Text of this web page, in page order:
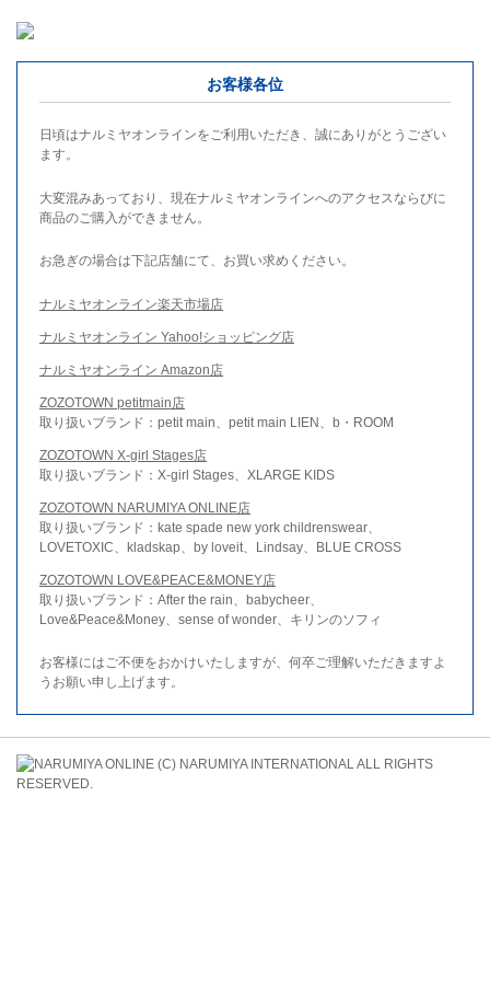
お客様各位
日頃はナルミヤオンラインをご利用いただき、誠にありがとうござい
ます。
大変混みあっており、現在ナルミヤオンラインへのアクセスならびに
商品のご購入ができません。
お急ぎの場合は下記店舗にて、お買い求めください。
ナルミヤオンライン楽天市場店
ナルミヤオンライン Yahoo!ショッピング店
ナルミヤオンライン Amazon店
ZOZOTOWN petitmain店
取り扱いブランド：petit main、petit main LIEN、b・ROOM
ZOZOTOWN X-girl Stages店
取り扱いブランド：X-girl Stages、XLARGE KIDS
ZOZOTOWN NARUMIYA ONLINE店
取り扱いブランド：kate spade new york childrenswear、
LOVETOXIC、kladskap、by loveit、Lindsay、BLUE CROSS
ZOZOTOWN LOVE&PEACE&MONEY店
取り扱いブランド：After the rain、babycheer、
Love&Peace&Money、sense of wonder、キリンのソフィ
お客様にはご不便をおかけいたしますが、何卒ご理解いただきますよ
うお願い申し上げます。